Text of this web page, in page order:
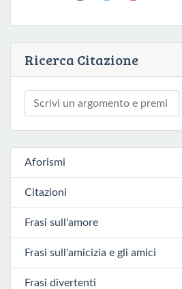
Ricerca Citazione
Aforismi
Citazioni
Frasi sull'amore
Frasi sull'amicizia e gli amici
Frasi divertenti